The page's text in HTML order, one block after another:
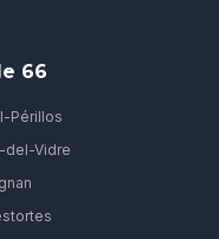
66
Périllos
del-Vidre